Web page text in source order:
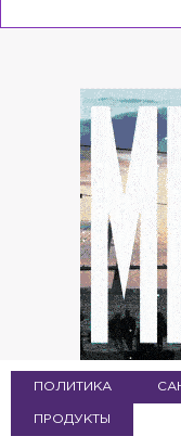
ПОЛИТИКА
ПРОДУКТЫ